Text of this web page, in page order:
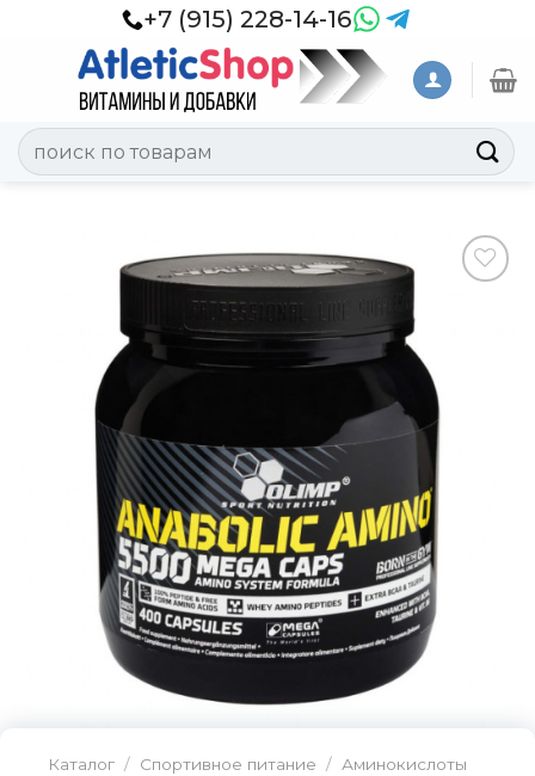
+7 (915) 228-14-16
Искать:
Добавить
Вишлист
Каталог / Спортивное питание / Аминокислоты